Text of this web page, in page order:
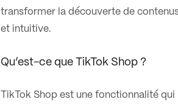
transformer la découverte de
et intuitive.
Qu’est-ce que TikTok Shop ?
TikTok Shop est une fonctionnalité